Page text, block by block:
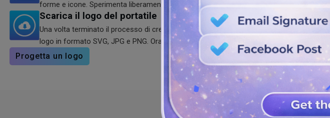
forme e icone. Sperimenta liberamente per ottenere risultati di qualità.
Scarica il logo del portatile
Una volta terminato il processo di creazione del logo, scaricalo dal nostro creatore di
logo in formato SVG, JPG e PNG. Ora condividilo ovunque.
Progetta un logo